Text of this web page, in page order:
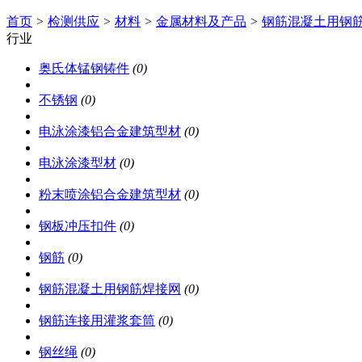
首页 > 检测供应 > 材料 > 金属材料及产品 > 钢筋混凝土用钢
行业
奥氏体锰钢铸件 (0)
不锈钢 (0)
电泳涂漆铝合金建筑型材 (0)
电泳涂漆型材 (0)
粉末喷涂铝合金建筑型材 (0)
钢板冲压扣件 (0)
钢筋 (0)
钢筋混凝土用钢筋焊接网 (0)
钢筋连接用灌浆套筒 (0)
钢丝绳 (0)